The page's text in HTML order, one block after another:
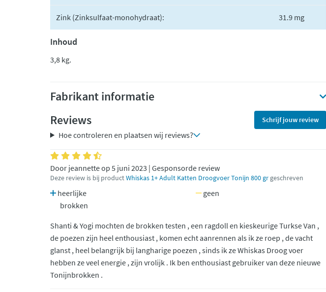
Zink (Zinksulfaat-monohydraat): 31.9 mg
Inhoud
3,8 kg.
Fabrikant informatie
Reviews
Schrijf jouw review
Hoe controleren en plaatsen wij reviews?
Door jeannette op 5 juni 2023 | Gesponsorde review
Deze review is bij productWhiskas 1+ Adult Katten Droogvoer Tonijn 800 gr geschreven
heerlijke
brokken
geen
Shanti & Yogi mochten de brokken testen , een ragdoll en kieskeurige Turkse Van ,
de poezen zijn heel enthousiast , komen echt aanrennen als ik ze roep , de vacht
glanst , heel belangrijk bij langharige poezen , sinds ik ze Whiskas Droog voer
hebben ze veel energie , zijn vrolijk . Ik ben enthousiast gebruiker van deze nieuwe
Tonijnbrokken .